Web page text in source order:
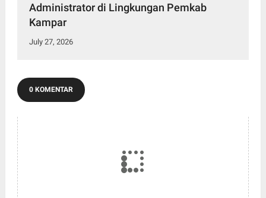
Administrator di Lingkungan Pemkab
Kampar
July 27, 2026
0 KOMENTAR